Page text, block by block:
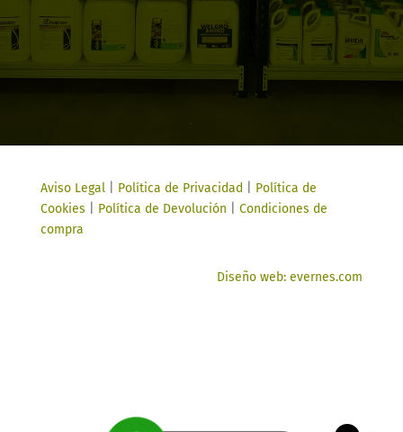
Aviso Legal| Política de Privacidad
Política de
Cookies
Política de Devolución
Condiciones de
compra
Diseño web: evernes.com